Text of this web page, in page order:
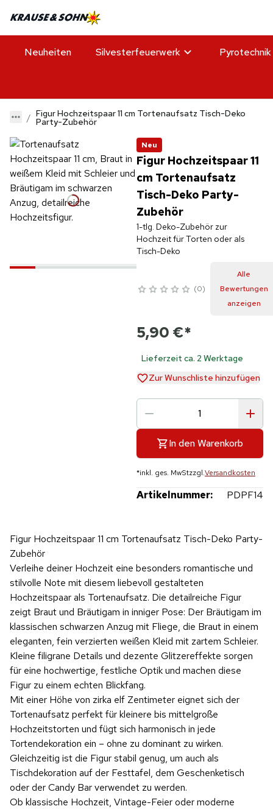
Neuheiten Silvesterfeuerwerk Pyrotechnik
Figur Hochzeitspaar 11 cm Tortenaufsatz Tisch-Deko
Party-Zubehör
Neu
Figur Hochzeitspaar 11
cm Tortenaufsatz
Tisch-Deko Party-
Zubehör
1-tlg. Deko-Zubehör zur
Hochzeit für Torten oder als
Tisch-Deko
0
Alle
Bewertungen
anzeigen
5,90 €*
Lieferzeit ca. 2 Werktage
Zur Wunschliste hinzufügen
In den Warenkorb
*inkl. ges. MwStzzgl.Versandkosten
Artikelnummer: PDPF14
Figur Hochzeitspaar 11 cm Tortenaufsatz Tisch-Deko Party-
Zubehör
Verleihe deiner Hochzeit eine besonders romantische und
stilvolle Note mit diesem liebevoll gestalteten
Hochzeitspaar als Tortenaufsatz. Die detailreiche Figur
zeigt Braut und Bräutigam in inniger Pose: Der Bräutigam im
klassischen schwarzen Anzug mit Fliege, die Braut in einem
eleganten, fein verzierten weißen Kleid mit zartem Schleier.
Kleine filigrane Details und dezente Glitzereffekte sorgen
für eine hochwertige, festliche Optik und machen diese
Figur zu einem echten Blickfang.
Mit einer Höhe von zirka elf Zentimeter eignet sich der
Tortenaufsatz perfekt für kleinere bis mittelgroße
Hochzeitstorten und fügt sich harmonisch in jede
Tortendekoration ein – ohne zu dominant zu wirken.
Gleichzeitig ist die Figur stabil genug, um auch als
Tischdekoration auf der Festtafel, dem Geschenketisch
oder der Candy Bar verwendet zu werden.
Ob klassische Hochzeit, Vintage-Feier oder moderne